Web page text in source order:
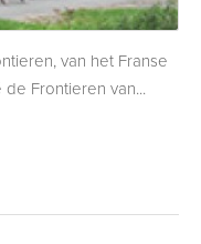
van het Franse
Frontieren van...